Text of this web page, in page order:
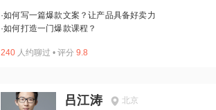
·如何写一篇爆款文案？让产品具备好卖力
·如何打造一门爆款课程？
240 人约聊过 • 评分 9.8
吕江涛
北京